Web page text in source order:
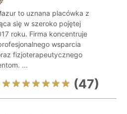
to uznana placówka z
się w szeroko pojętej
roku. Firma koncentruje
wsparcia
fizjoterapeutycznego
...
(47)